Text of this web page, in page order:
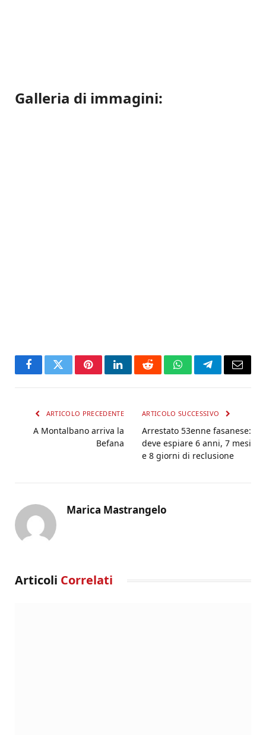
Galleria di immagini:
FacebookTwitterPinterestLinkedInRedditWhatsAppTelegramEmail
ARTICOLO PRECEDENTE
A Montalbano arriva la
Befana
ARTICOLO SUCCESSIVO
Arrestato 53enne fasanese:
deve espiare 6 anni, 7 mesi
e 8 giorni di reclusione
Marica Mastrangelo
Articoli Correlati